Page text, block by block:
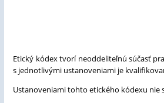
Etický kódex tvorí neoddeliteľnú súčasť
s jednotlivými ustanoveniami je
Ustanoveniami tohto etického kódexu nie